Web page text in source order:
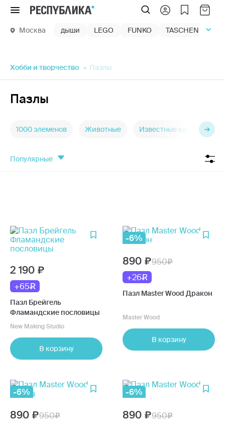
Меню
Москва дыши LEGO FUNKO TASCHEN
Хобби и творчество Пазлы
Пазлы
1000 элеменов Животные Известные картины
популярные
2 190
+65
Пазл Брейгель
Фламандские пословицы
New Making Studio
В корзину
-6%
890
950
+26
Пазл Master Wood Дракон
Master Wood
В корзину
-6%
890
950
-6%
890
950